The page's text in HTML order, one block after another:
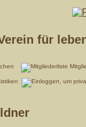
für